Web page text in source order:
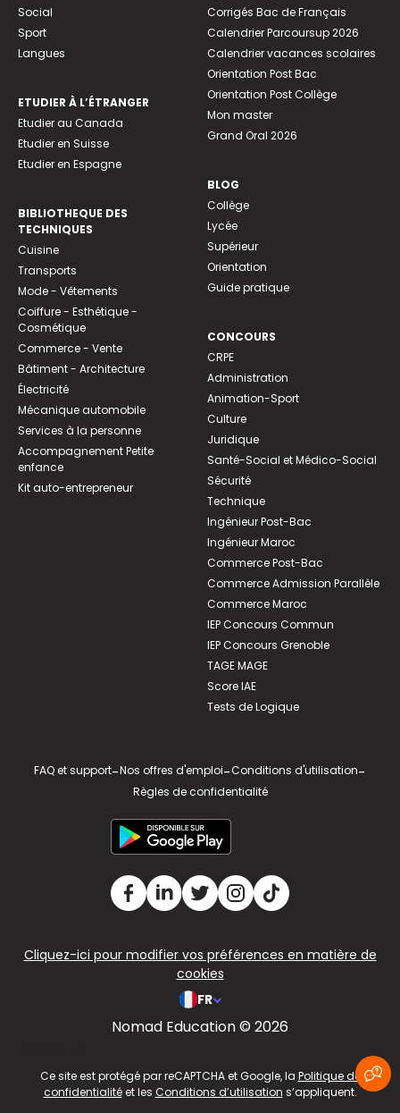
Social
Sport
Langues
ETUDIER À L’ÉTRANGER
Etudier au Canada
Etudier en Suisse
Etudier en Espagne
BIBLIOTHEQUE DES
TECHNIQUES
Cuisine
Transports
Mode - Vêtements
Coiffure - Esthétique -
Cosmétique
Commerce - Vente
Bâtiment - Architecture
Électricité
Mécanique automobile
Services à la personne
Accompagnement Petite
enfance
Kit auto-entrepreneur
Corrigés Bac de Français
Calendrier Parcoursup 2026
Calendrier vacances scolaires
Orientation Post Bac
Orientation Post Collège
Mon master
Grand Oral 2026
BLOG
Collège
Lycée
Supérieur
Orientation
Guide pratique
CONCOURS
CRPE
Administration
Animation-Sport
Culture
Juridique
Santé-Social et Médico-Social
Sécurité
Technique
Ingénieur Post-Bac
Ingénieur Maroc
Commerce Post-Bac
Commerce Admission Parallèle
Commerce Maroc
IEP Concours Commun
IEP Concours Grenoble
TAGE MAGE
Score IAE
Tests de Logique
FAQ et support-Nos offres d'emploi-Conditions d'utilisation-
Règles de confidentialité
Cliquez-ici pour modifier vos préférences en matière de
cookies
FR
Nomad Education © 2026
Ce site est protégé par reCAPTCHA et Google, la Politique de
confidentialitéet les Conditions d’utilisation s’appliquent.